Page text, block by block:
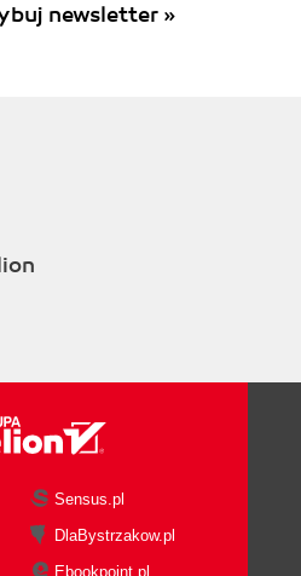
newsletter »
Sensus.pl
DlaBystrzakow.pl
Ebookpoint.pl